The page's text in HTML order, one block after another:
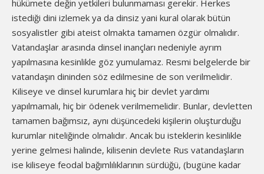
hükümete değin yetkileri bulunmaması gerekir. Herkes
istediği dini izlemek ya da dinsiz yani kural olarak bütün
sosyalistler gibi ateist olmakta tamamen özgür olmalıdır.
Vatandaşlar arasında dinsel inançları nedeniyle ayrım
yapılmasına kesinlikle göz yumulamaz. Resmi belgelerde bir
vatandaşın dininden söz edilmesine de son verilmelidir.
Kiliseye ve dinsel kurumlara hiç bir devlet yardımı
yapılmamalı, hiç bir ödenek verilmemelidir. Bunlar, devletten
tamamen bağımsız, aynı düşüncedeki kişilerin oluşturduğu
kurumlar niteliğinde olmalıdır. Ancak bu isteklerin kesinlikle
yerine gelmesi halinde, kilisenin devlete Rus vatandaşların
ise kiliseye feodal bağımlılıklarının sürdüğü, (bugüne kadar